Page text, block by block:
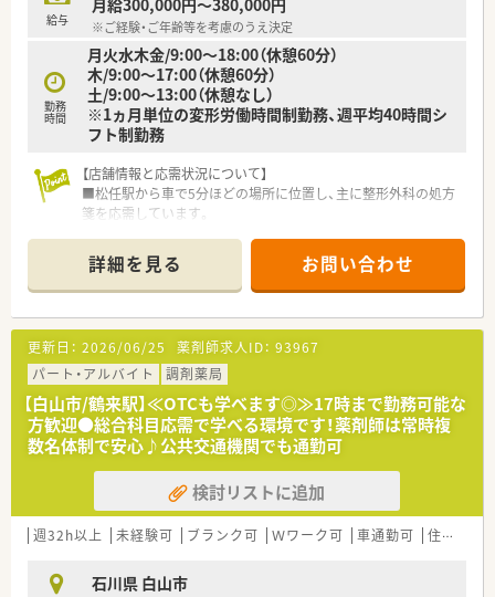
【想定されるキャリアイメージ】
■店舗運営のノウハウを実践的に学ぶことで、将来的な管理薬剤
師やエリアマネージャーへの着実なステップアップが可能とな
ります。
■地域の高齢化に伴う在宅医療のニーズに応え続けることで、高
度な専門知識を持ったかかりつけ薬剤師としての地位を確立で
きます。
域医療全体に貢献できる薬剤師としてのキャリアを形成できま
す。
■18時までの営業で残業も少ないため、仕事終わりの時間を趣
味や家族との団らんに有効活用してリフレッシュしたい方に最
適です。
■施設在宅の処方を経験しながら、専門的なスキルアップと店舗
マネジメントの両方をバランス良く学んでいきたい方にオスス
メです。
■地域の方々から直接感謝の言葉をいただけるような、人と人と
の繋がりを大切にした温かい医療サービスを提供したい方に最
適です。
給与
月給300,000円～380,000円
※ご経験・ご年齢等を考慮のうえ決定
勤務
時間
月火水木金/9:00～18:00（休憩60分）
木/9:00～17:00（休憩60分）
土/9:00～13:00（休憩なし）
※1ヵ月単位の変形労働時間制勤務、週平均40時間シ
フト制勤務
【店舗情報と応需状況について】
■松任駅から車で5分ほどの場所に位置し、主に整形外科の処方
箋を応需しています。
名体制です。
■在宅医療にも積極的に取り組んでおり、幅広い経験を積める店
舗です。
【募集背景と求める人物像について】
■今回は欠員補充のための募集で、即戦力としてご活躍いただけ
る方を求めています。
■未経験やブランクがある方も歓迎しており、丁寧に指導いたし
ます。
■頑張って仕事に取り組める方や、協調性をもって働ける方を求
めています。
【想定される業務内容】
■主に整形外科の処方箋を応需しており、専門性を高めていくこ
とができます。
通してスキルを磨けます。
■在庫管理はすべて事務スタッフが担当するため、薬剤師は本来
詳細を見る お問い合わせ
更新日： 2026/06/25 薬剤師求人ID： 93967
パート・アルバイト
調剤薬局
【白山市/鶴来駅】≪OTCも学べます◎≫17時まで勤務可能な
方歓迎●総合科目応需で学べる環境です！薬剤師は常時複
数名体制で安心♪公共交通機関でも通勤可
検討リストに追加
週32h以上 未経験可 ブランク可 Ｗワーク可 車通勤可 住宅補助(手当)あり
石川県 白山市